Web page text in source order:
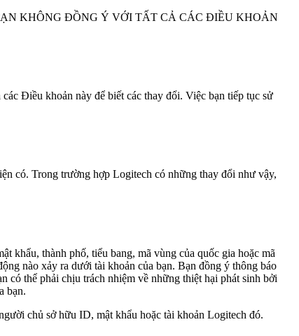
KHÔNG ĐỒNG Ý VỚI TẤT CẢ CÁC ĐIỀU KHOẢN
Điều khoản này để biết các thay đổi. Việc bạn tiếp tục sử
có. Trong trường hợp Logitech có những thay đổi như vậy,
khẩu, thành phố, tiểu bang, mã vùng của quốc gia hoặc mã
nào xảy ra dưới tài khoản của bạn. Bạn đồng ý thông báo
có thể phải chịu trách nhiệm về những thiệt hại phát sinh bởi
bạn.
chủ sở hữu ID, mật khẩu hoặc tài khoản Logitech đó.